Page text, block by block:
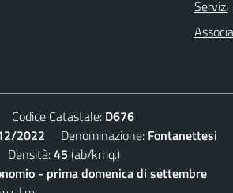
Servizi
Codice Catastale: D676
2022 Denominazione: Fontanettesi
45 (ab/kmq.)
- prima domenica di settembre